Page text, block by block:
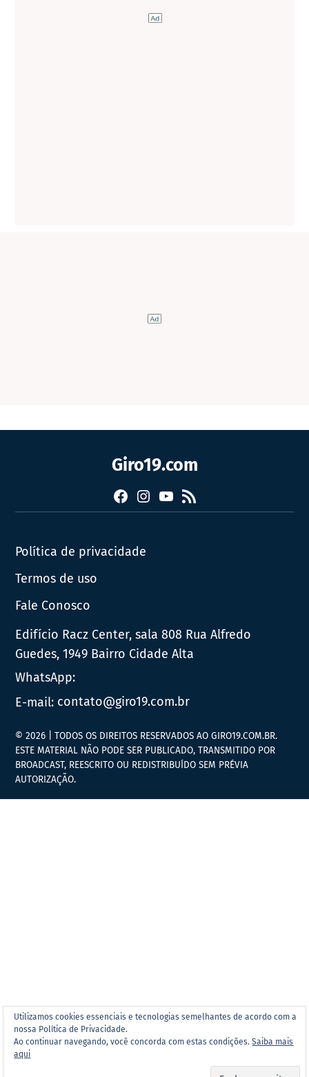
Giro19.com
FacebookInstagram
YouTube
RSS
Política de privacidade
Termos de uso
Fale Conosco
Edifício Racz Center, sala 808 Rua Alfredo
Guedes, 1949 Bairro Cidade Alta
WhatsApp:
E-mail: contato@giro19.com.br
Utilizamos cookies essenciais e tecnologias semelhantes de acordo com a
nossa Política de Privacidade.
Ao continuar navegando, você concorda com estas condições.Saiba mais
aqui
© 2026 | TODOS OS DIREITOS RESERVADOS AO GIRO19.COM.BR.
ESTE MATERIAL NÃO PODE SER PUBLICADO, TRANSMITIDO POR
BROADCAST, REESCRITO OU REDISTRIBUÍDO SEM PRÉVIA
AUTORIZAÇÃO.